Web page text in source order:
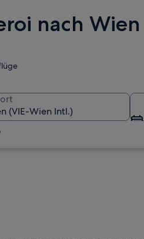
nach Wien